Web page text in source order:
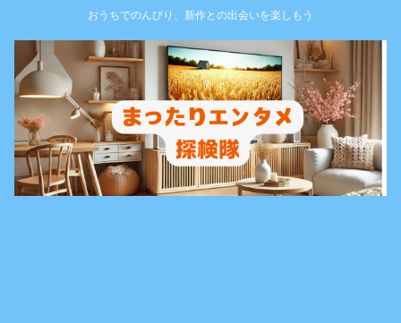
おうちでのんびり、新作との出会いを楽しもう